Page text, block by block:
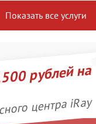
Показать все услуги
рублей на
центра iRay